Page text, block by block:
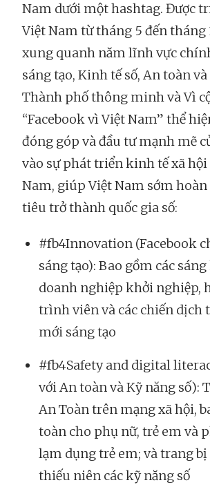
Nam dưới một hashtag. Được
Việt Nam từ tháng 5 đến tháng
xung quanh năm lĩnh vực
sáng tạo, Kinh tế số, An toàn và
Thành phố thông minh và Vì
“Facebook vì Việt Nam” thể
đóng góp và đầu tư mạnh mẽ
vào sự phát triển kinh tế xã hội
Nam, giúp Việt Nam sớm
tiêu trở thành quốc gia số:
#fb4Innovation (Facebook
sáng tạo): Bao gồm các
doanh nghiệp khởi nghiệp,
trình viên và các chiến dịch
mới sáng tạo
#fb4Safety and digital
với An toàn và Kỹ năng số):
An Toàn trên mạng xã hội,
toàn cho phụ nữ, trẻ em và
lạm dụng trẻ em; và trang
thiếu niên các kỹ năng số